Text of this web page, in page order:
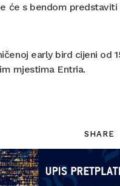
će s bendom
early bird cijeni od
mjestima Entria.
SHARE